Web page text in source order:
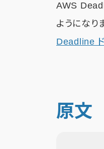
AWS
ようになり
Deadline
原文